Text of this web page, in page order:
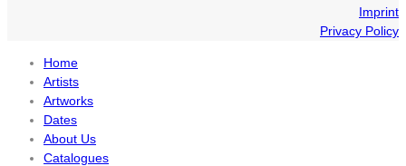
Imprint
Privacy Policy
Home
Artists
Artworks
Dates
About Us
Catalogues